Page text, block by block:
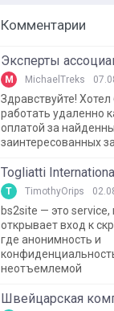
Комментарии
M MichaelTreks
Здравствуйте!
работать удаленно
оплатой за
заинтересованных
T TimothyOrips
bs2site — это service,
открывает вход к
где анонимность и
неотъемлемой